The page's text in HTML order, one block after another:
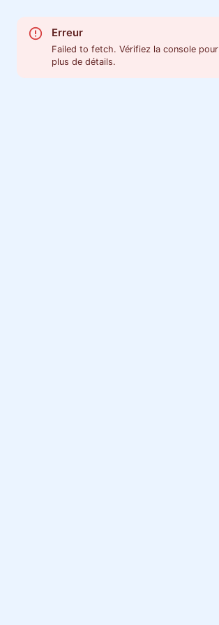
Erreur
Failed to fetch. Vérifiez la console pour
plus de détails.